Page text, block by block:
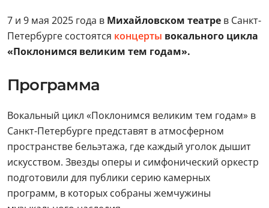
7 и 9 мая 2025 года в Михайловском театре в Санкт-
Петербурге состоятся концерты вокального цикла
«Поклонимся великим тем годам».
Программа
Вокальный цикл «Поклонимся великим тем годам» в
Санкт-Петербурге представят в атмосферном
пространстве бельэтажа, где каждый уголок дышит
искусством. Звезды оперы и симфонический оркестр
подготовили для публики серию камерных
программ, в которых собраны жемчужины